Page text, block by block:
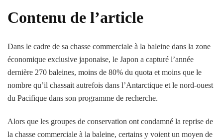
Contenu de l’article
Dans le cadre de sa chasse commerciale à la baleine dans la zone
économique exclusive japonaise, le Japon a capturé l’année
dernière 270 baleines, moins de 80% du quota et moins que le
nombre qu’il chassait autrefois dans l’Antarctique et le nord-ouest
du Pacifique dans son programme de recherche.
Alors que les groupes de conservation ont condamné la reprise de
la chasse commerciale à la baleine, certains y voient un moyen de